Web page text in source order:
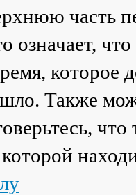
часть
означает,
которое
Также